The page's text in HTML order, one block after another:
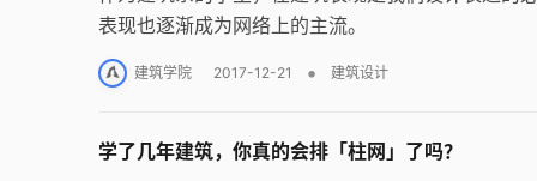
表现也逐渐成为网络上的主流。
建筑学院 2017-12-21 • 建筑设计
学了几年建筑，你真的会排「柱网」了吗？